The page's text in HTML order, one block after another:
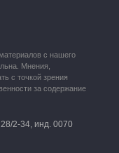
с нашего
Мнения,
с точкой зрения
за содержание
2-34, инд. 0070